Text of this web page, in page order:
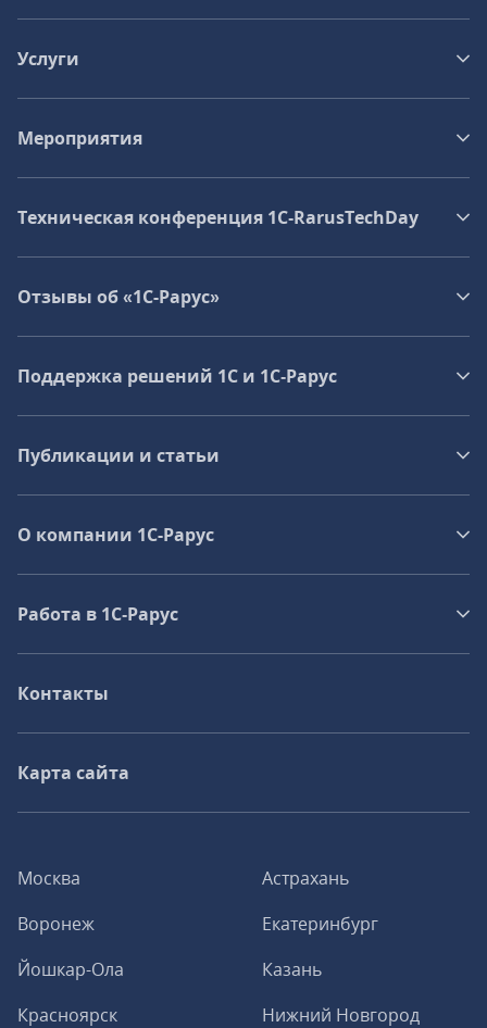
Москва
Астрахань
Воронеж
Екатеринбург
Йошкар-Ола
Казань
Красноярск
Нижний Новгород
Услуги
Мероприятия
Техническая конференция 1C‑RarusTechDay
Отзывы об «1С-Рарус»
Поддержка решений 1С и 1С‑Рарус
Публикации и статьи
О компании 1C-Рарус
Работа в 1С‑Рарус
Контакты
Карта сайта